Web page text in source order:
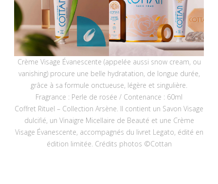
Crème Visage Évanescente (appelée aussi snow cream, ou
vanishing) procure une belle hydratation, de longue durée,
grâce à sa formule onctueuse, légère et singulière.
Fragrance : Perle de rosée / Contenance : 60ml
Coffret Rituel – Collection Arsène. Il contient un Savon Visage
dulcifié, un Vinaigre Micellaire de Beauté et une Crème
Visage Évanescente, accompagnés du livret Legato, édité en
édition limitée. Crédits photos ©Cottan